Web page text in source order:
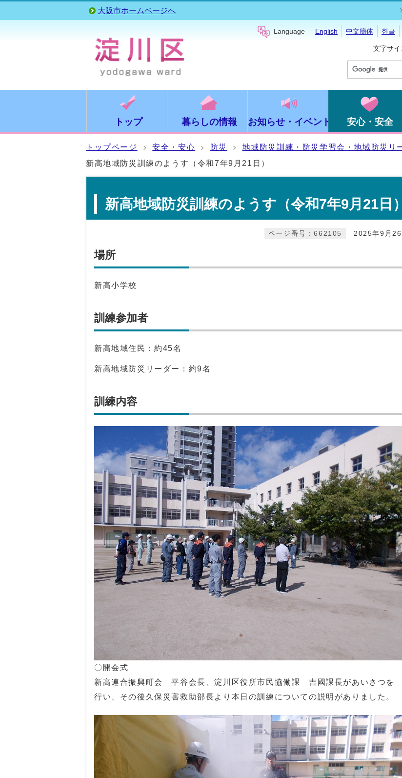
大阪市ホームページへ
Language English 中文簡体 한글
文字サイ
トップ 暮らしの情報 お知らせ・イベント 安心・安全
トップページ 安全・安心 防災
地域防災訓練・防災学習会・地域防災リ
新高地域防災訓練のようす（令和7年9月21日）
新高地域防災訓練のようす（令和7年9月21日）
2025年9月26
ページ番号：662105
場所
新高小学校
訓練参加者
新高地域住民：約45名
新高地域防災リーダー：約9名
訓練内容
〇開会式
新高連合振興町会 平谷会長、淀川区役所市民協働課 吉國課長があいさつを
行い、その後久保災害救助部長より本日の訓練についての説明がありました。